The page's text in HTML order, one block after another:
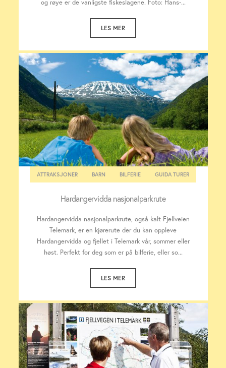
og røye er de vanligste fiskeslagene. Foto: Hans-...
LES MER
ATTRAKSJONER BARN BILFERIE GUIDA TURER
Hardangervidda nasjonalparkrute
Hardangervidda nasjonalparkrute, også kalt Fjellveien
Telemark, er en kjørerute der du kan oppleve
Hardangervidda og fjellet i Telemark vår, sommer eller
høst. Perfekt for deg som er på bilferie, eller so...
LES MER